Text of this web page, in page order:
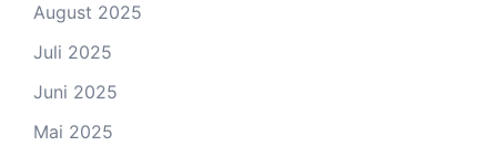
August 2025
Juli 2025
Juni 2025
Mai 2025